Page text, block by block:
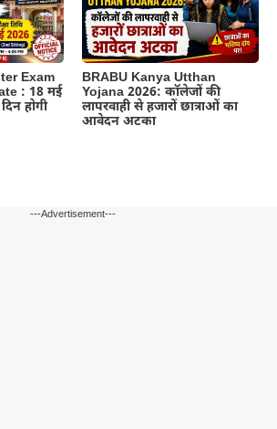
Exam
: 18 मई
होगी
BRABU Kanya Utthan
Yojana 2026: कॉलेजों की
लापरवाही से हजारों छात्राओं का
आवेदन अटका
---Advertisement---